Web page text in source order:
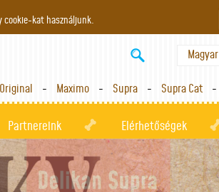
cookie-kat használjunk.
Magyar
Maximo Supra Supra Cat
Partnereink Elérhetőségek